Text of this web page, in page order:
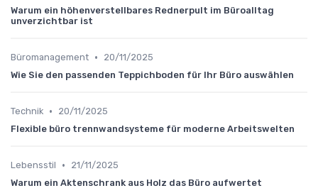
Warum ein höhenverstellbares Rednerpult im Büroalltag
unverzichtbar ist
Büromanagement •
20/11/2025
Wie Sie den passenden Teppichboden für Ihr Büro auswählen
Technik •
20/11/2025
Flexible büro trennwandsysteme für moderne Arbeitswelten
Lebensstil •
21/11/2025
Warum ein Aktenschrank aus Holz das Büro aufwertet